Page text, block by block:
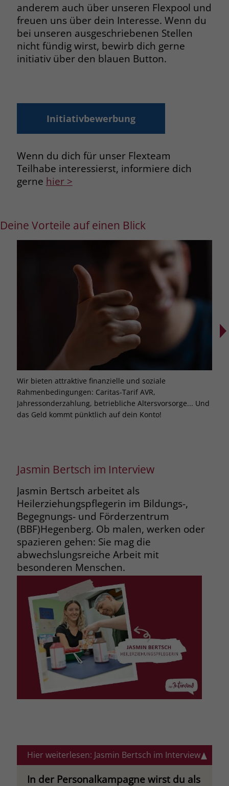
anderem auch über unseren Flexpool und
freuen uns über dein Interesse. Wenn du
bei unseren ausgeschriebenen Stellen
nicht fündig wirst, bewirb dich gerne
initiativ über den blauen Button.
Initiativbewerbung
Wenn du dich für unser Flexteam
Teilhabe interessierst, informiere dich
gerne hier >
Deine Vorteile auf einen Blick
Wir bieten attraktive finanzielle und soziale
Rahmenbedingungen: Caritas-Tarif AVR,
Jahressonderzahlung, betriebliche Altersvorsorge... Und
das Geld kommt pünktlich auf dein Konto!
Jasmin Bertsch im Interview
Jasmin Bertsch arbeitet als
Heilerziehungspflegerin im Bildungs-,
Begegnungs- und Förderzentrum
(BBF)Hegenberg. Ob malen, werken oder
spazieren gehen: Sie mag die
abwechslungsreiche Arbeit mit
besonderen Menschen.
Hier weiterlesen: Jasmin Bertsch im Interview
In der Personalkampagne wirst du als